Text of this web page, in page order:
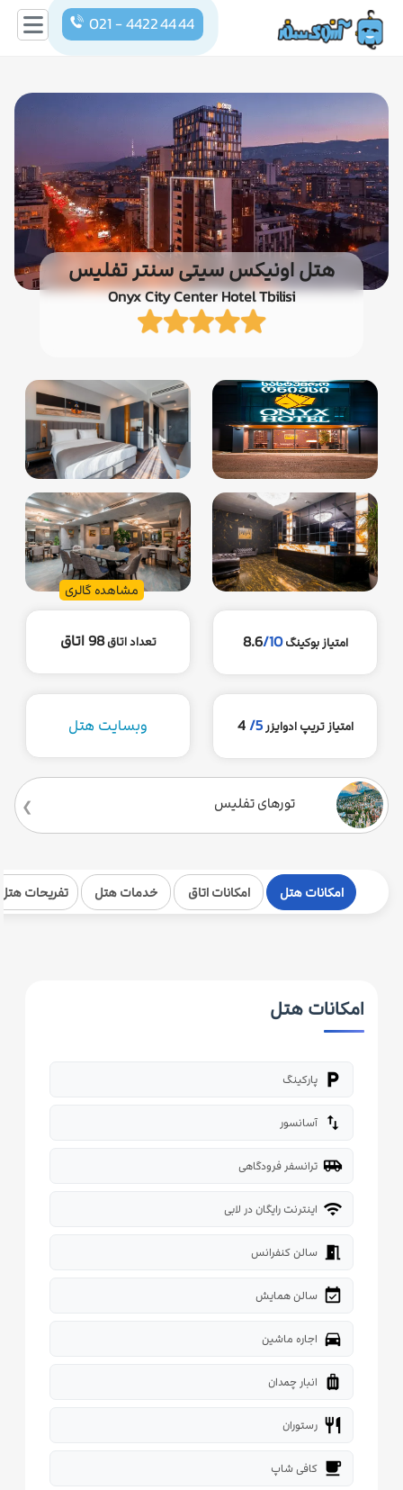
021 - 4422 44 44
هتل اونیکس سیتی سنتر تفلیس
Onyx City Center Hotel Tbilisi
مشاهده گالری
امتیاز بوکینگ 8.6/10 تعداد اتاق98 اتاق
امتیاز تریپ ادوایزر5/
4 وبسایت هتل
تورهای تفلیس
امکانات هتل امکانات اتاق خدمات هتل تفریحات
امکانات هتل
local_parking پارکینگ
import_export آسانسور
airport_shuttle ترانسفر فرودگاهی
wifi اینترنت رایگان در لابی
meeting_room سالن کنفرانس
event_available سالن همایش
directions_car اجاره ماشین
luggage انبار چمدان
restaurant رستوران
local_cafe کافی شاپ